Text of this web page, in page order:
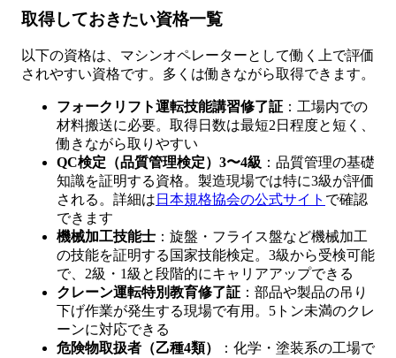
取得しておきたい資格一覧
以下の資格は、マシンオペレーターとして働く上で評価
されやすい資格です。多くは働きながら取得できます。
フォークリフト運転技能講習修了証 ：工場内での
材料搬送に必要。取得日数は最短2日程度と短く、
働きながら取りやすい
QC検定（品質管理検定）3〜4級 ：品質管理の基礎
知識を証明する資格。製造現場では特に3級が評価
される。詳細は 日本規格協会の公式サイト で確認
できます
機械加工技能士 ：旋盤・フライス盤など機械加工
の技能を証明する国家技能検定。3級から受検可能
で、2級・1級と段階的にキャリアアップできる
クレーン運転特別教育修了証 ：部品や製品の吊り
下げ作業が発生する現場で有用。5トン未満のクレ
ーンに対応できる
危険物取扱者（乙種4類）
：化学・塗装系の工場で